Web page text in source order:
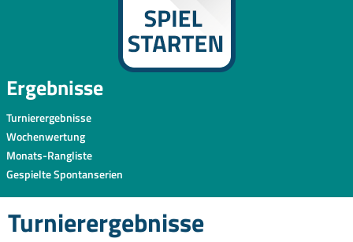
Ergebnisse
Turnierergebnisse
Wochenwertung
Monats-Rangliste
Gespielte Spontanserien
Turnierergebnisse